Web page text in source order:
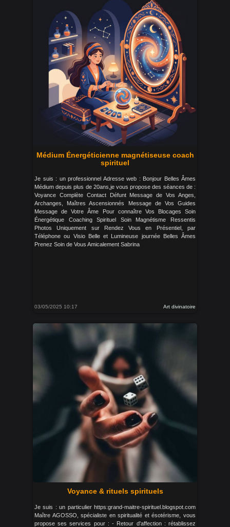
Médium Énergéticienne magnétiseuse coach
spirituel
Je suis : un professionnel Adresse web : Bonjour Belles Âmes
Médium depuis plus de 20ans,je vous propose des séances de :
Voyance Complète Contact Défunt Message de Vos Anges,
Archanges, Maîtres Ascensionnés Message de Vos Guides
Message de Votre Âme Pour connaître Vos Blocages Soin
Énergétique Coaching Spirituel Soin Magnétisme Ressentis
Photos Uniquement sur Rendez Vous en Présentiel, par
Téléphone ou Visio Belle et Lumineuse journée Belles Âmes
Prenez Soin de Vous Amicalement Sabrina
03/05/2025 10:17 Art divinatoire
Voyance & rituels spirituels
Je suis : un particulier https:grand-maitre-spirituel.blogspot.com
Maître AGOSSO, spécialiste en spiritualité et ésotérisme, vous
propose ses services pour : - Retour d'affection : rétablissez